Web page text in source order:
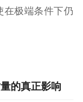
极端条件下仍
的真正影响